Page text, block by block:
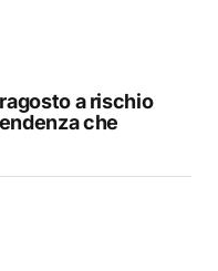
a rischio
che